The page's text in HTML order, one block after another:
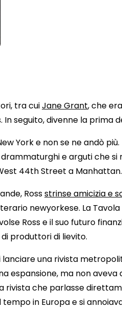
tra cuiJane Grant, che
seguito, divenne la prima
York e non se ne andò
e arguti che si
44th Street a Manhattan.
Rossstrinse amicizia e
newyorkese. La
Ross e il suo futuro
produttori di lievito.
lanciare una rivista
espansione, ma non
rivista che parlasse
in Europa e si